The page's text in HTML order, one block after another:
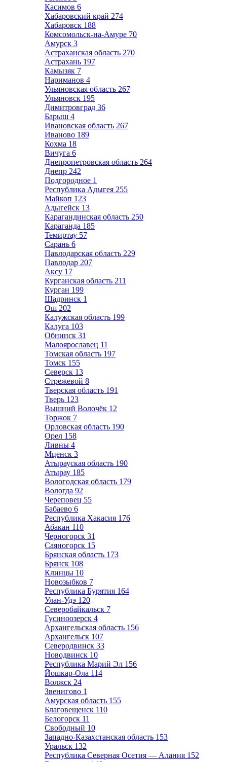
Касимов 6
Хабаровский край 274
Хабаровск 188
Комсомольск-на-Амуре 70
Амурск 3
Астраханская область 270
Астрахань 197
Камызяк 7
Нариманов 4
Ульяновская область 267
Ульяновск 195
Димитровград 36
Барыш 4
Ивановская область 267
Иваново 189
Кохма 18
Вичуга 6
Днепропетровская область 264
Днепр 242
Подгородное 1
Республика Адыгея 255
Майкоп 123
Адыгейск 13
Карагандинская область 250
Караганда 185
Темиртау 57
Сарань 6
Павлодарская область 229
Павлодар 207
Аксу 17
Курганская область 211
Курган 199
Шадринск 1
Ош 202
Калужская область 199
Калуга 103
Обнинск 31
Малоярославец 11
Томская область 197
Томск 155
Северск 13
Стрежевой 8
Тверская область 191
Тверь 123
Вышний Волочёк 12
Торжок 7
Орловская область 190
Орел 158
Ливны 4
Мценск 3
Атырауская область 190
Атырау 185
Вологодская область 179
Вологда 92
Череповец 55
Бабаево 6
Республика Хакасия 176
Абакан 110
Черногорск 31
Саяногорск 15
Брянская область 173
Брянск 108
Клинцы 10
Новозыбков 7
Республика Бурятия 164
Улан-Удэ 120
Северобайкальск 7
Гусиноозерск 4
Архангельская область 156
Архангельск 107
Северодвинск 33
Новодвинск 10
Республика Марий Эл 156
Йошкар-Ола 114
Волжск 24
Звенигово 1
Амурская область 155
Благовещенск 110
Белогорск 11
Свободный 10
Западно-Казахстанская область 153
Уральск 132
Республика Северная Осетия — Алания 152